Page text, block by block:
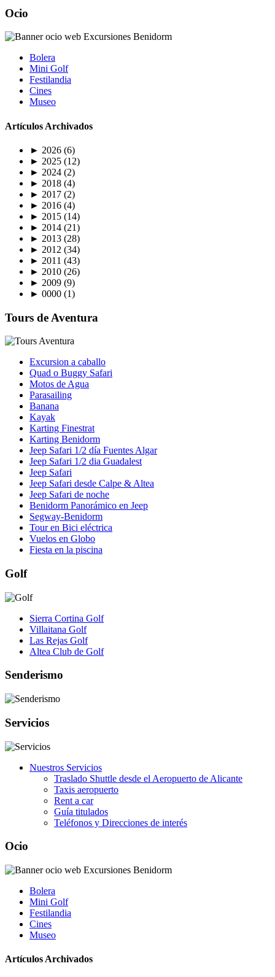
Ocio
Bolera
Mini Golf
Festilandia
Cines
Museo
Artículos Archivados
► 2026 (6)
► 2025 (12)
► 2024 (2)
► 2018 (4)
► 2017 (2)
► 2016 (4)
► 2015 (14)
► 2014 (21)
► 2013 (28)
► 2012 (34)
► 2011 (43)
► 2010 (26)
► 2009 (9)
► 0000 (1)
Tours de Aventura
Excursion a caballo
Quad o Buggy Safari
Motos de Agua
Parasailing
Banana
Kayak
Karting Finestrat
Karting Benidorm
Jeep Safari 1/2 día Fuentes Algar
Jeep Safari 1/2 dia Guadalest
Jeep Safari
Jeep Safari desde Calpe & Altea
Jeep Safari de noche
Benidorm Panorámico en Jeep
Segway-Benidorm
Tour en Bici eléctrica
Vuelos en Globo
Fiesta en la piscina
Golf
Sierra Cortina Golf
Villaitana Golf
Las Rejas Golf
Altea Club de Golf
Senderismo
Servicios
Nuestros Servicios
Traslado Shuttle desde el Aeropuerto de Alicante
Taxis aeropuerto
Rent a car
Guía titulados
Teléfonos y Direcciones de interés
Ocio
Bolera
Mini Golf
Festilandia
Cines
Museo
Artículos Archivados